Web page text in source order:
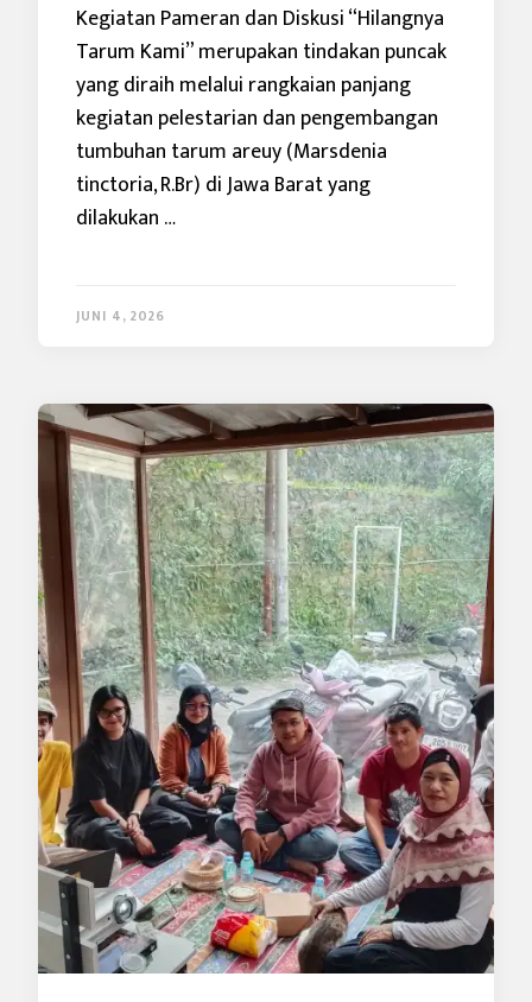
Kegiatan Pameran dan Diskusi “Hilangnya
Tarum Kami” merupakan tindakan puncak
yang diraih melalui rangkaian panjang
kegiatan pelestarian dan pengembangan
tumbuhan tarum areuy (Marsdenia
tinctoria, R.Br) di Jawa Barat yang
dilakukan …
JUNI 4, 2026